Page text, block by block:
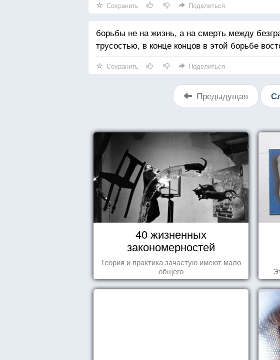
Сохранить Поделиться
борьбы не на жизнь, а на смерть между
трусостью, в конце концов в этой борьбе
Сохранить Поделиться
Предыдущая
40 жизненных
закономерностей
Теория и практика зачастую имеют мало
общего